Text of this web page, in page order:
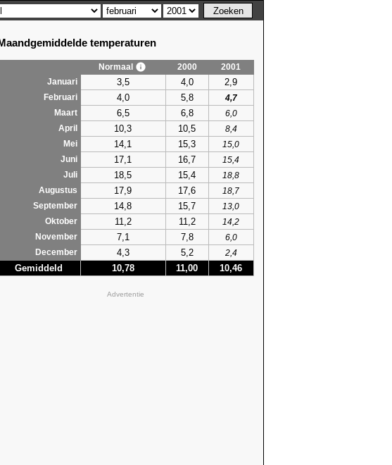
temperaturen
Normaal 2000
2001
Januari
3,5 4,0 2,9
Februari 4,0 5,8
4,7
Maart
6,5 6,8
6,0
April
10,3 10,5
8,4
Mei
14,1 15,3
15,0
Juni
17,1 16,7
15,4
Juli
18,5 15,4
18,8
Augustus
17,9 17,6
18,7
September
14,8 15,7
13,0
Oktober
11,2 11,2
14,2
November
7,1 7,8
6,0
December
4,3 5,2 2,4
Gemiddeld 10,78 11,00 10,46
Advertentie